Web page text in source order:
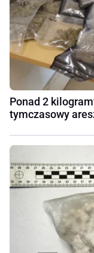
Ponad 2
tymczasowy